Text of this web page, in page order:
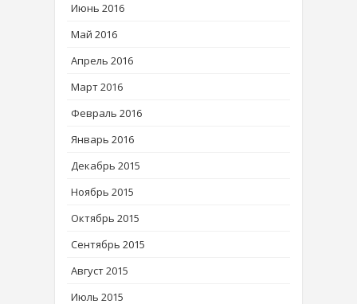
Июнь 2016
Май 2016
Апрель 2016
Март 2016
Февраль 2016
Январь 2016
Декабрь 2015
Ноябрь 2015
Октябрь 2015
Сентябрь 2015
Август 2015
Июль 2015